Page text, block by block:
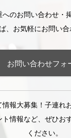
へのお問い合わせ・
、お気軽にお問い合
お問い合わせフォ
情報大募集！子連れ
ト情報など、ぜひお
ください。